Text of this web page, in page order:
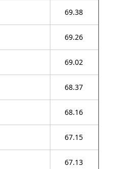
69.38
69.26
69.02
68.37
68.16
67.15
67.13